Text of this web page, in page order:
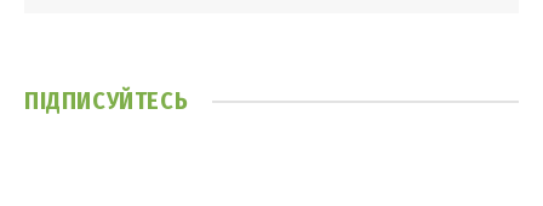
ПІДПИСУЙТЕСЬ